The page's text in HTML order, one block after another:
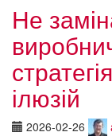
Не
ілюзій
2026-02-26